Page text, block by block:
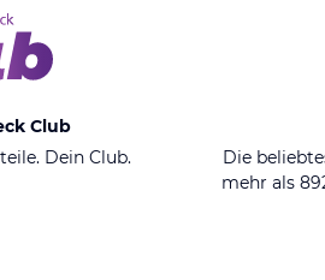
Club
Dein Club.
Die
mehr als